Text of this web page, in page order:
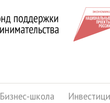
Бизнес-школа